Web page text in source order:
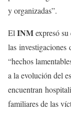
y organizadas”.
El INMexpresó
las investigaciones
“hechos
a la evolución del
encuentran
familiares de las